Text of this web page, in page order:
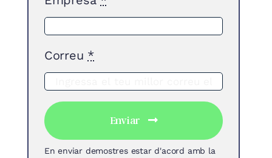
Correu *
Enviar
En enviar demostres estar d'acord amb la